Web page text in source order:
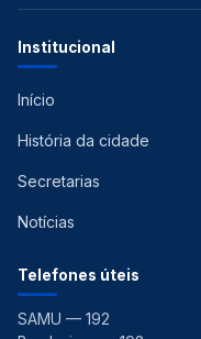
Institucional
Início
História da cidade
Secretarias
Notícias
Telefones úteis
SAMU — 192